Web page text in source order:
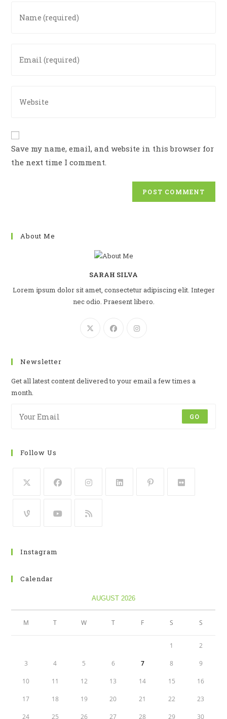
your
username
your
your
URL
(optional)
Save my name, email, and website in this browser for
the next time I comment.
About Me
SARAH SILVA
Lorem ipsum dolor sit amet, consectetur adipiscing elit. Integer
nec odio. Praesent libero.
Newsletter
Get all latest content delivered to your email a few times a
month.
GO
Follow Us
Instagram
Calendar
AUGUST 2026
M T W T F S S
1 2
3 4 5 6 7 8 9
10 11 12 13 14 15 16
17 18 19 20 21 22 23
24 25 26 27 28 29 30